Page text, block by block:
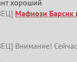
хороший
Мафиози Барсик
Внимание! Сейчас